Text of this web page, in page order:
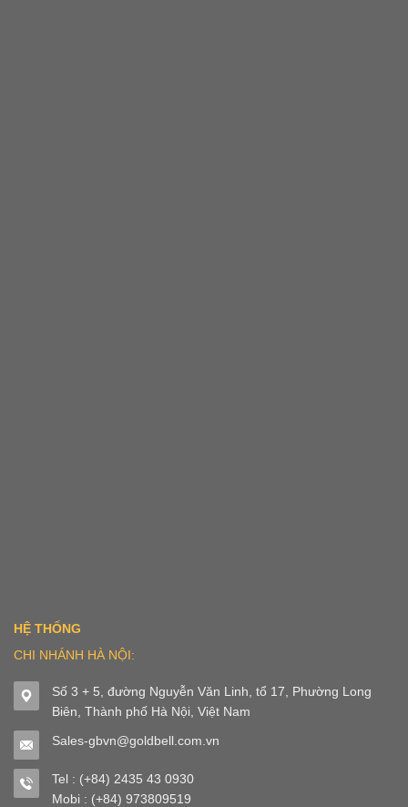
HỆ THỐNG
CHI NHÁNH HÀ NỘI:
Số 3 + 5, đường Nguyễn Văn Linh, tổ 17, Phường Long
Biên, Thành phố Hà Nội, Việt Nam
Sales-gbvn@goldbell.com.vn
Tel : (+84) 2435 43 0930
Mobi : (+84) 973809519